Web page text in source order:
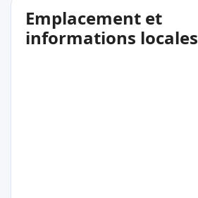
Emplacement et
informations locales